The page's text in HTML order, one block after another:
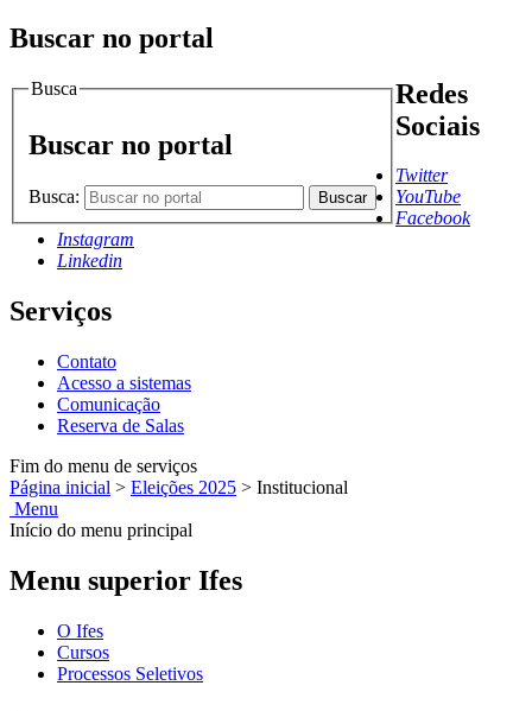
Buscar no portal
Busca
Buscar no portal
Busca: Buscar
Redes
Sociais
Twitter
YouTube
Facebook
Instagram
Linkedin
Serviços
Contato
Acesso a sistemas
Comunicação
Reserva de Salas
Fim do menu de serviços
Página inicial > Eleições 2025 > Institucional
Menu
Início do menu principal
Menu superior Ifes
O Ifes
Cursos
Processos Seletivos